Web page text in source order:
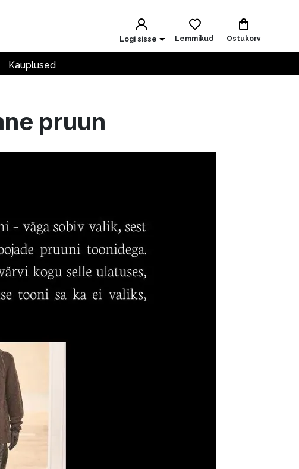
Logi sisse Lemmikud Ostukorv
Kauplused
pruun